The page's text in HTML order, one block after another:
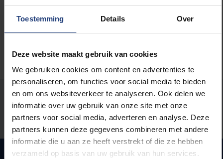
Toestemming Details Over
Deze website maakt gebruik van cookies
We gebruiken cookies om content en advertenties te
personaliseren, om functies voor social media te bieden
en om ons websiteverkeer te analyseren. Ook delen we
informatie over uw gebruik van onze site met onze
partners voor social media, adverteren en analyse. Deze
partners kunnen deze gegevens combineren met andere
informatie die u aan ze heeft verstrekt of die ze hebben
verzameld op basis van uw gebruik van hun services.
Stond er een fout op deze pagina?
Laat het ons weten